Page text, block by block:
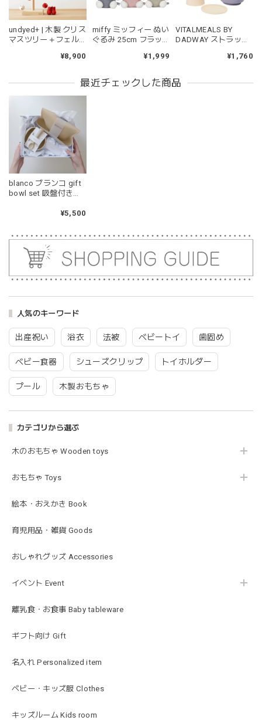
人気のキーワード
出産祝い 浴衣 法被 ベビートイ 歯固め
ベビー食器 シューズクリップ トイホルダー
プール 木製おもちゃ
カテゴリから選ぶ
木のおもちゃ Wooden toys
おもちゃ Toys
絵本・おえかき Book
育児用品・雑貨 Goods
おしゃれグッズ Accessories
イベント Event
離乳食・お食事 Baby tableware
ギフト向け Gift
名入れ Personalized item
ベビー・キッズ服 Clothes
キッズルーム Kids room
遊び方をしています。見た目が可愛いので遊んでいる姿もと
ても可愛いです。また、シリコン製なので哺乳瓶と一緒に洗
ったり除菌できたり常に清潔に保てるのも嬉しいです。
moca
耳の部分が咥えやすいようでよく遊んでいます。木の部分は
じゃぶじゃぶ洗うことができないため衛生面は若干気になり
ますが、見た目が可愛くて満足です。
gray
したがかわいいので問題なし^ ^ありがとうございました♡
02.oatmeal（L）
2026/02/21
きょうりゅう/K60-141
2026/01/28
この度は迅速丁寧な対応をありがとうございました(^^) 梱包
も素敵で嬉しいです。
発送も早くてありがたかったです！
lightbeige ライトベージュ
出産祝いで渡しました。友人がとても喜んでおりました！可
可愛いファーストトイが届きました！ ありがとうございま
undyed+ | 木製 クリス
マスツリー＋フェル
ツリー アンダイドプ
¥8,900
miffy ミッフィー ぬい
ぐるみ 25cm フラッ
¥1,999
VITALMEALS BY
DADWAY ストラップ
¥1,760
最近チェックした商品
blanco ブランコ gift
bowl set 吸盤付きベ
ロン セット 出産祝い
¥5,500